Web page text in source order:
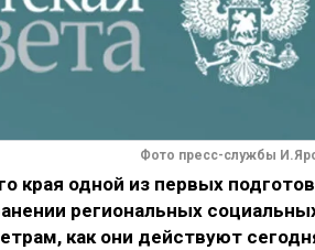
Фото пресс-службы
края одной из первых
региональных
как они действуют